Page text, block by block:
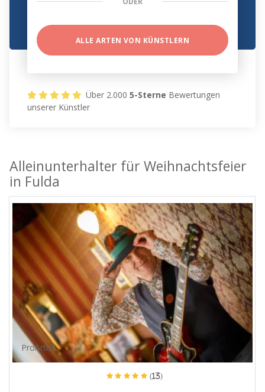
ALLE ARTEN VON KÜNSTLERN
Über 2.0005-Sterne Bewertungen
unserer Künstler
Alleinunterhalter für Weihnachtsfeier
in Fulda
ProArtist
(13)